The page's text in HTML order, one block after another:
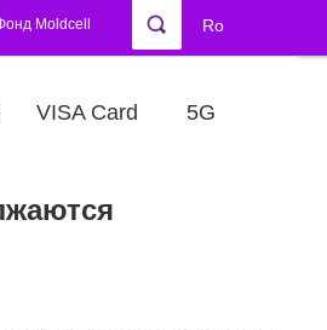
Moldcell Ro
VISA Card 5G